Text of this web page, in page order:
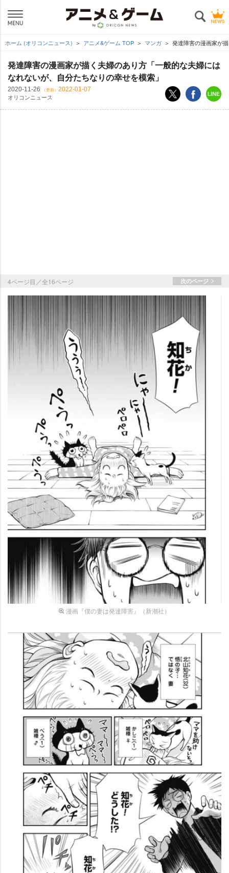
ホーム (オリコンニュース) アニメ&ゲーム TOP マンガ 発達障害の漫画家が
発達障害の漫画家が描く夫婦のあり方「一般的な夫婦には
なれないが、自分たちなりの幸せを模索」
2020-11-26 （更新） 2022-01-07
オリコンニュース
4ページ目／全16ページ 次のページ
漫画『僕の妻は発達障害』（新潮社）